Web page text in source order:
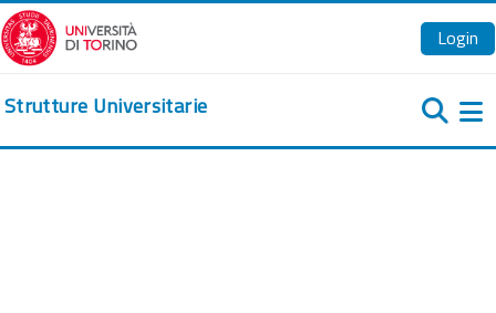
Zum Hauptinhalt
Login
Strutture Universitarie